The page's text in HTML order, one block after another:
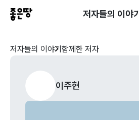
저자들의 이야기
저자들의 이야기 함께한 저자
이주현